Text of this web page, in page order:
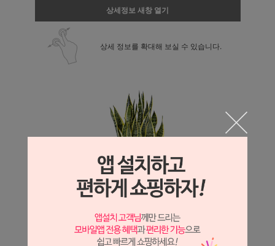
상세정보 새창 열기
상세 정보를 확대해 보실 수 있습니다.